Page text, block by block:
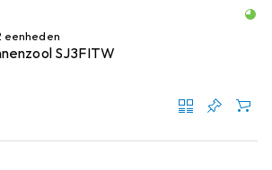
eenheden
SJ3FITW